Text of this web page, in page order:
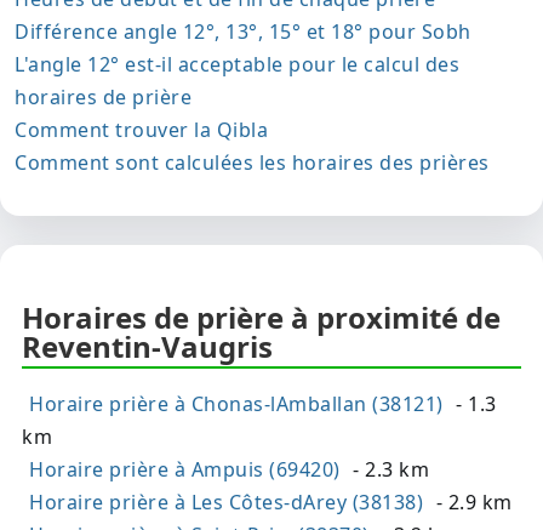
Différence angle 12°, 13°, 15° et 18° pour Sobh
L'angle 12° est-il acceptable pour le calcul des
horaires de prière
Comment trouver la Qibla
Comment sont calculées les horaires des prières
Horaires de prière à proximité de
Reventin-Vaugris
Horaire prière à Chonas-lAmballan (38121) - 1.3
km
Horaire prière à Ampuis (69420) - 2.3 km
Horaire prière à Les Côtes-dArey (38138) - 2.9 km